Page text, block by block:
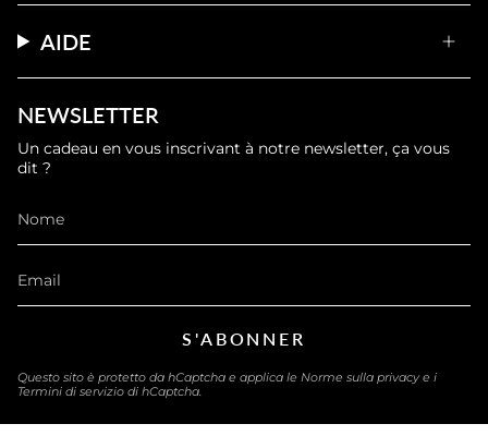
AIDE
NEWSLETTER
Un cadeau en vous inscrivant à notre newsletter, ça vous
dit ?
S'ABONNER
Questo sito è protetto da hCaptcha e applica le Norme sulla privacye i
Termini di servizio di hCaptcha.